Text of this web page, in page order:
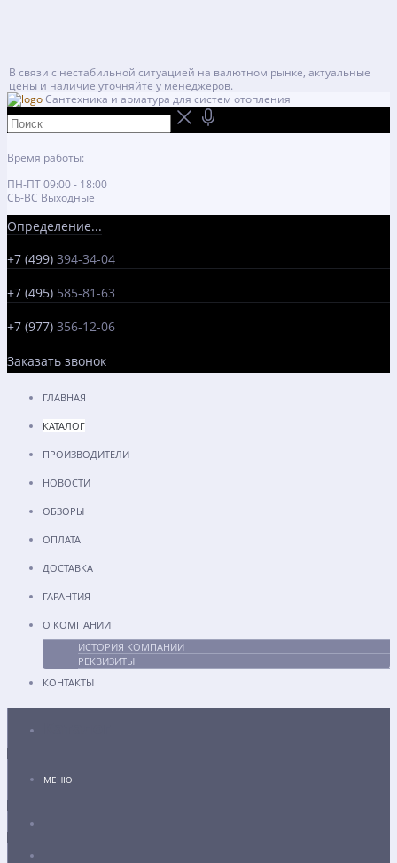
В связи с нестабильной ситуацией на валютном рынке, актуальные
цены и наличие уточняйте у менеджеров.
Сантехника и арматура для систем отопления
Время работы:
ПН-ПТ 09:00 - 18:00
СБ-ВС Выходные
Определение...
+7 (499) 394-34-04
+7 (495) 585-81-63
+7 (977) 356-12-06
Заказать звонок
ГЛАВНАЯ
КАТАЛОГ
ПРОИЗВОДИТЕЛИ
НОВОСТИ
ОБЗОРЫ
ОПЛАТА
ДОСТАВКА
ГАРАНТИЯ
О КОМПАНИИ
ИСТОРИЯ КОМПАНИИ
РЕКВИЗИТЫ
КОНТАКТЫ
МЕНЮ